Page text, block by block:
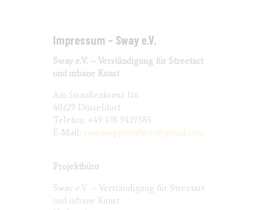
Impressum – Sway e.V.
Sway e.V. – Verständigung für Streetart
und urbane Kunst
Am Straußenkreuz 116
40229 Düsseldorf
Telefon: +49 178 9419385
E-Mail: swaywuppertale.ev@gmail.com
Projektbüro
Sway e.V – Verständigung für Streetart
und urbane Kunst